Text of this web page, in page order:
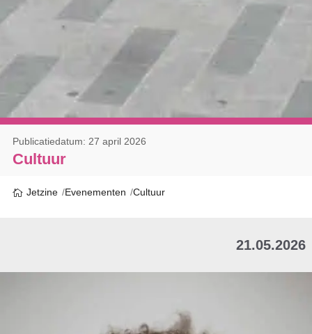
Cultuur
Publicatiedatum: 27 april 2026
Jetzine Evenementen Cultuur
21.05.2026